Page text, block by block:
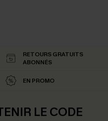
RETOURS GRATUITS
ABONNÉS
EN PROMO
LE CODE